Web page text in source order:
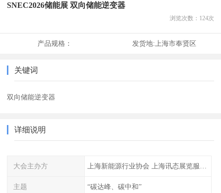
SNEC2026储能展 双向储能逆变器
浏览次数： 124次
产品规格： 发货地:上海市奉贤区
关键词
双向储能逆变器
详细说明
大会主办方
主题 “碳达峰、碳中和”